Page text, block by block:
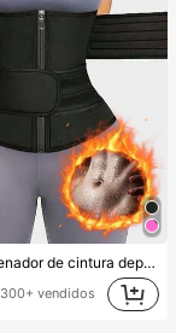
1 pieza Entrenador de cintura deportivo para mujer, Cinturón de compresión, Cinturón de sudoración de sauna, Recortador de cintura deportivo, Moldeador de cintura, Cinturón reductor de cintura, Entrenador abdominal
300+ vendidos